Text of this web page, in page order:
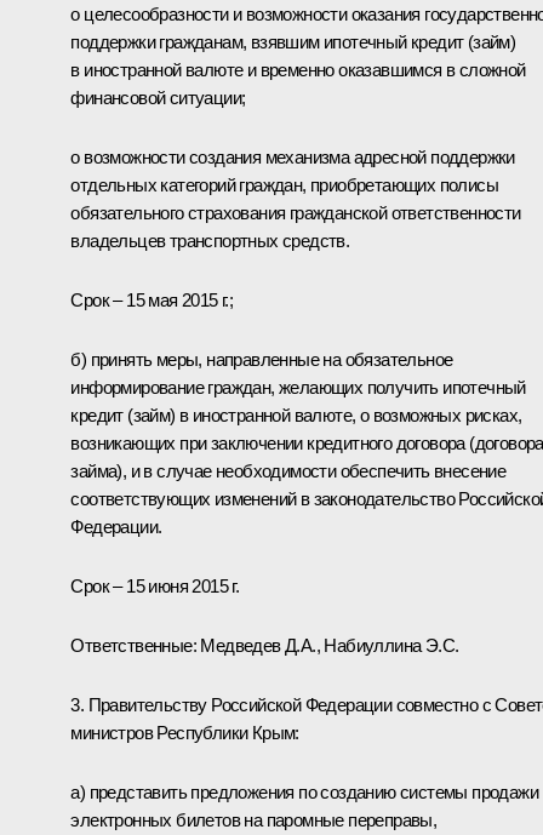
о целесообразности и возможности оказания
поддержки гражданам, взявшим ипотечный кредит (займ)
в иностранной валюте и временно оказавшимся в сложной
финансовой ситуации;
о возможности создания механизма адресной поддержки
отдельных категорий граждан, приобретающих полисы
обязательного страхования гражданской ответственности
владельцев транспортных средств.
Срок – 15 мая 2015 г.;
б) принять меры, направленные на обязательное
информирование граждан, желающих получить ипотечный
кредит (займ) в иностранной валюте, о возможных рисках,
возникающих при заключении кредитного договора (договора
займа), и в случае необходимости обеспечить внесение
соответствующих изменений в законодательство
Федерации.
Срок – 15 июня 2015 г.
Ответственные: Медведев Д.А., Набиуллина Э.С.
3. Правительству Российской Федерации совместно с
министров Республики Крым:
а) представить предложения по созданию системы продажи
электронных билетов на паромные переправы,